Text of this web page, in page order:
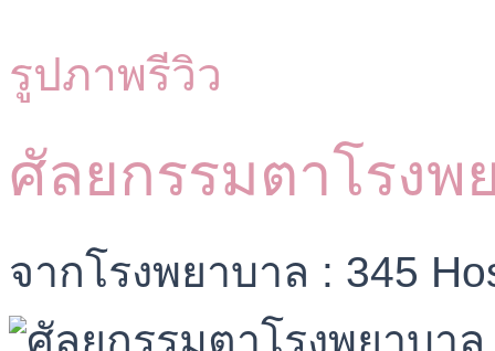
รูปภาพรีวิว
ศัลยกรรมตาโรงพ
จากโรงพยาบาล : 345